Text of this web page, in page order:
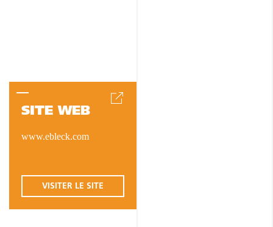
SITE WEB
www.ebleck.com
VISITER LE SITE